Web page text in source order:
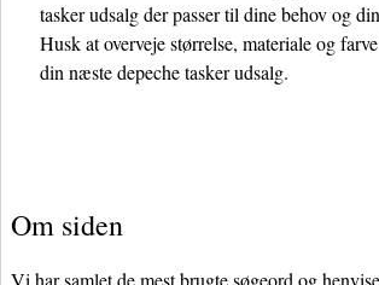
tasker udsalg der passer til dine behov og
Husk at overveje størrelse, materiale og
din næste depeche tasker udsalg.
Om siden
Vi har samlet de mest brugte søgeord og